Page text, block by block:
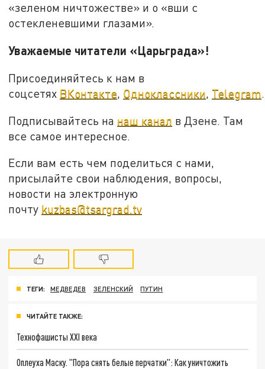
«зеленом ничтожестве» и о «вши с
остекленевшими глазами».
Уважаемые читатели «Царьграда»!
Присоединяйтесь к нам в
соцсетях ВКонтакте, Одноклассники, Telegram.
Подписывайтесь на наш канал в Дзене. Там
все самое интересное.
Если вам есть чем поделиться с нами,
присылайте свои наблюдения, вопросы,
новости на электронную
почту kuzbas@tsargrad.tv
ТЕГИ: МЕДВЕДЕВ ЗЕЛЕНСКИЙ ПУТИН
ЧИТАЙТЕ ТАКЖЕ:
Технофашисты XXI века
Оплеуха Маску. "Пора снять белые перчатки": Как уничтожить